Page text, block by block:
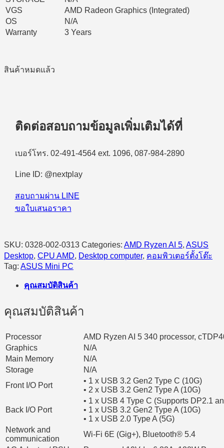
VGS
AMD Radeon Graphics (Integrated)
OS
N/A
Warranty
3 Years
สินค้าหมดแล้ว
ติดต่อสอบถามข้อมูลเพิ่มเติมได้ที่
เบอร์โทร. 02-491-4564 ext. 1096, 087-984-2890
Line ID: @nextplay
สอบถามผ่าน LINE
ขอใบเสนอราคา
SKU: 0328-002-0313 Categories: AMD Ryzen AI 5, ASUS
Desktop, CPU AMD, Desktop computer, คอมพิวเตอร์ตั้งโต๊ะ
Tag: ASUS Mini PC
คุณสมบัติสินค้า
คุณสมบัติสินค้า
Processor
AMD Ryzen AI 5 340 processor,
Graphics
N/A
Main Memory
N/A
Storage
N/A
Front I/O Port
• 1 x USB 3.2 Gen2 Type C (10G)
• 2 x USB 3.2 Gen2 Type A (10G)
Back I/O Port
• 1 x USB 4 Type C (Supports DP2.1
• 1 x USB 3.2 Gen2 Type A (10G)
• 1 x USB 2.0 Type A (5G)
Network and
communication
Wi-Fi 6E (Gig+), Bluetooth® 5.4